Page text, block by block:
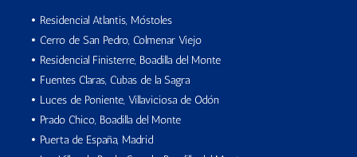
Residencial Atlantis, Móstoles
Cerro de San Pedro, Colmenar Viejo
Residencial Finisterre, Boadilla del Monte
Fuentes Claras, Cubas de la Sagra
Luces de Poniente, Villaviciosa de Odón
Prado Chico, Boadilla del Monte
Puerta de España, Madrid